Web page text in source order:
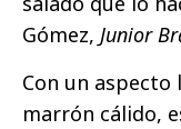
Gómez, Junior
Con un
marrón cálido,